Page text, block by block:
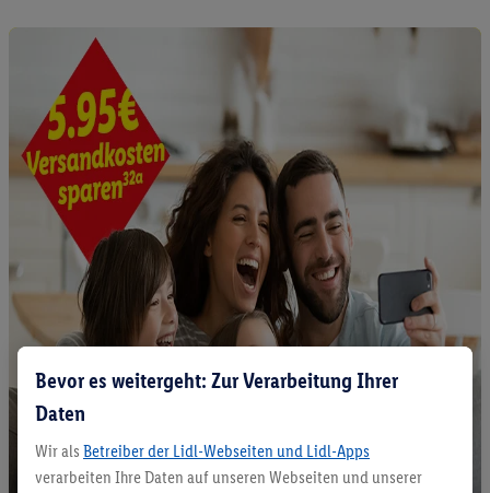
Bevor es weitergeht: Zur Verarbeitung Ihrer
Daten
Wir als Betreiber der Lidl-Webseiten und Lidl-Apps
verarbeiten Ihre Daten auf unseren Webseiten und unserer